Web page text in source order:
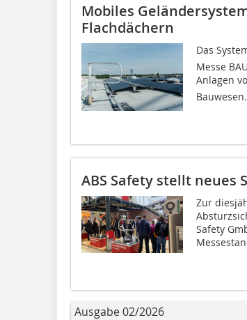
Mobiles
Flachdächern
Das
Messe
Anlagen
ABS Safety stellt
Zur
Safety
Ausgabe 02/2026